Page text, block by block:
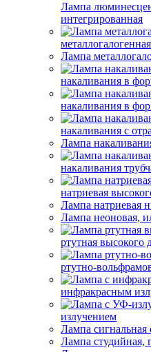
Лампа
интегрированная
металлогалогенная
Лампа
накаливания в
накаливания в
накаливания с
Лампа
накаливания
натриевая
Лампа натриевая
Лампа неоновая,
ртутная высокого
ртутно-
инфракрасным
излучением
Лампа сигнальная
Лампа студийная,